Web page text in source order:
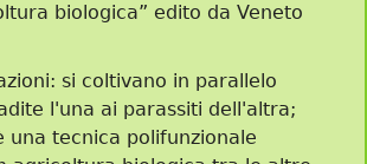
biologica” edito da Veneto
si coltivano in parallelo
l'una ai parassiti dell'altra;
una tecnica polifunzionale